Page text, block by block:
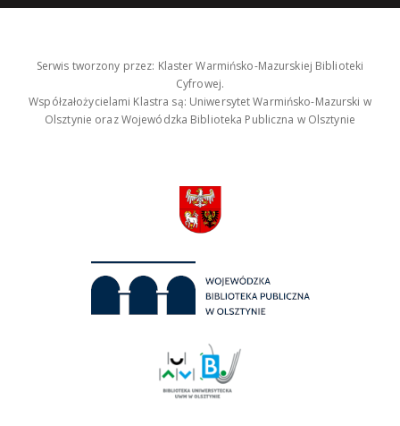
Serwis tworzony przez: Klaster Warmińsko-Mazurskiej Biblioteki
Cyfrowej.
Współzałożycielami Klastra są: Uniwersytet Warmińsko-Mazurski w
Olsztynie oraz Wojewódzka Biblioteka Publiczna w Olsztynie